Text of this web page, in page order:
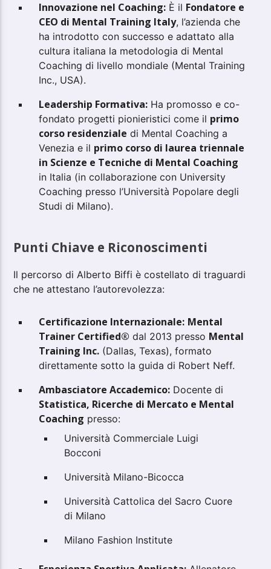
Innovazione nel Coaching: È il Fondatore e
CEO di Mental Training Italy, l’azienda che
ha introdotto con successo e adattato alla
cultura italiana la metodologia di Mental
Coaching di livello mondiale (Mental Training
Inc., USA).
Leadership Formativa: Ha promosso e co-
fondato progetti pionieristici come il primo
corso residenziale di Mental Coaching a
Venezia e il primo corso di laurea triennale
in Scienze e Tecniche di Mental Coaching
in Italia (in collaborazione con University
Coaching presso l’Università Popolare degli
Studi di Milano).
Punti Chiave e Riconoscimenti
Il percorso di Alberto Biffi è costellato di traguardi
che ne attestano l’autorevolezza:
Certificazione Internazionale: Mental
Trainer Certified® dal 2013 presso Mental
Training Inc. (Dallas, Texas), formato
direttamente sotto la guida di Robert Neff.
Ambasciatore Accademico: Docente di
Statistica, Ricerche di Mercato e Mental
Coaching presso:
Università Commerciale Luigi
Bocconi
Università Milano-Bicocca
Università Cattolica del Sacro Cuore
di Milano
Milano Fashion Institute